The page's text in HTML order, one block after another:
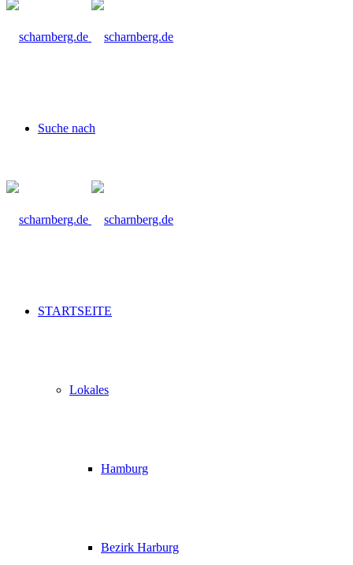
Suche nach
STARTSEITE
Lokales
Hamburg
Bezirk Harburg